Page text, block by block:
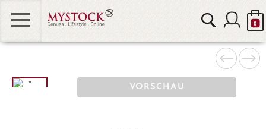
0
STOCK & FRIENDS
"
VORSCHAU